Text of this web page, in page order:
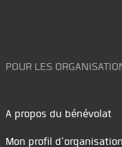
POUR LES
A propos du bénévolat
Mon profil d'organisation